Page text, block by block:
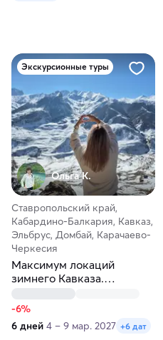
Экскурсионные туры
Ольга К.
Ставропольский край,
Кабардино-Балкария, Кавказ,
Эльбрус, Домбай, Карачаево-
Черкесия
Максимум локаций
зимнего Кавказа.
горах
-6%
6 дней 4 – 9 мар. 2027 +6 дат